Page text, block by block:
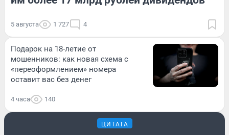
5 августа 1 727 4
Подарок на 18-летие от
мошенников: как новая схема с
«переоформлением» номера
оставит вас без денег
4 часа 140
ЦИТАТА